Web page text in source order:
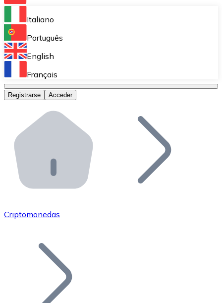
Bitnovo Ramp
Integra nuestra solución en tu plataforma.
Bitnovo Giftcards
Bitnovo OTC
Bitnovo ATM
Integra un ATM Bitnovo en tu negocio y permite que
Bitnovo API
Integra nuestra API en tu ecosistema.
Únete a nuestra red de distribuidores.
Añade tu proyecto a nuestro ecosistema.
Italiano
Português
English
Français
Registrarse Acceder
Criptomonedas